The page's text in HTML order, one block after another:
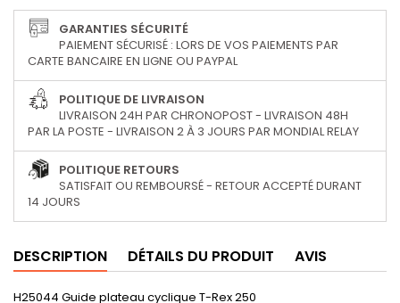
GARANTIES SÉCURITÉ
PAIEMENT SÉCURISÉ : LORS DE VOS PAIEMENTS PAR
CARTE BANCAIRE EN LIGNE OU PAYPAL
POLITIQUE DE LIVRAISON
LIVRAISON 24H PAR CHRONOPOST - LIVRAISON 48H
PAR LA POSTE - LIVRAISON 2 À 3 JOURS PAR MONDIAL RELAY
POLITIQUE RETOURS
SATISFAIT OU REMBOURSÉ - RETOUR ACCEPTÉ DURANT
14 JOURS
DESCRIPTION DÉTAILS DU PRODUIT AVIS
H25044 Guide plateau cyclique T-Rex 250